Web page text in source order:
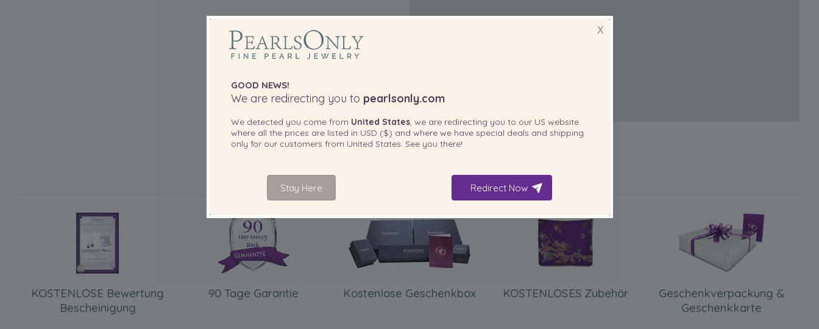
IN IHREM PRODUKT ENTHALTEN
KOSTENLOSE Bewertung
Bescheinigung
90 Tage Garantie Kostenlose Geschenkbox KOSTENLOSES Zubehör
Geschenkverpackung &
Geschenkkarte
X
GOOD NEWS!
We are redirecting you to pearlsonly.com
We detected you come from United States, we are redirecting you to our US website
where all the prices are listed in USD ($) and where we have special deals and shipping
only for our customers from United States. See you there!
Stay Here Redirect Now